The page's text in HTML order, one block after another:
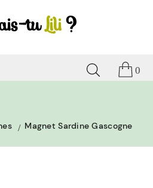
0
Magnet Sardine Gascogne